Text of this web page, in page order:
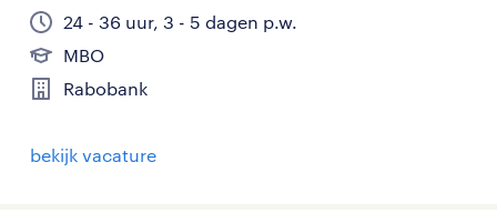
24 - 36 uur, 3 - 5 dagen p.w.
MBO
Rabobank
bekijk vacature